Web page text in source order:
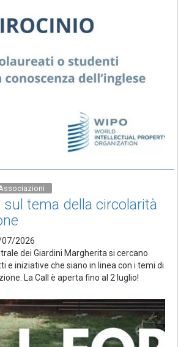
tema della circolarità
2026
dei Giardini Margherita si cercano
e iniziative che siano in linea con i temi di
La Call è aperta fino al 2 luglio!